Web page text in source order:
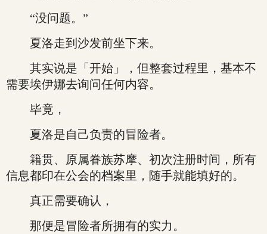
“没问题。”
夏洛走到沙发前坐下来。
其实说是「开始」，但整套过程里，基本不
需要埃伊娜去询问任何内容。
毕竟，
夏洛是自己负责的冒险者。
籍贯、原属眷族苏摩、初次注册时间，所有
信息都印在公会的档案里，随手就能填好的。
真正需要确认，
那便是冒险者所拥有的实力。